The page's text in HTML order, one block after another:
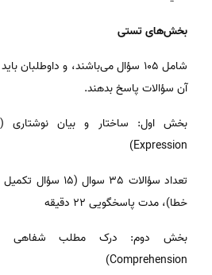
بخش‌های تستی
آن سؤالات پاسخ بدهند.
Expression)
خطا)، مدت پاسخگویی 22 دقیقه
Comprehension)